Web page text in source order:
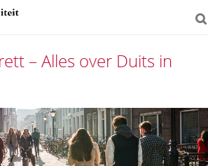
– Alles over Duits in